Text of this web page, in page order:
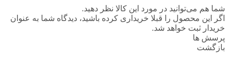
شما هم می‌توانید در مورد این کالا نظر دهید.
اگر این محصول را قبلا خریداری کرده باشید، دیدگاه شما به عنوان
خریدار ثبت خواهد شد.
پرسش ها
بازگشت